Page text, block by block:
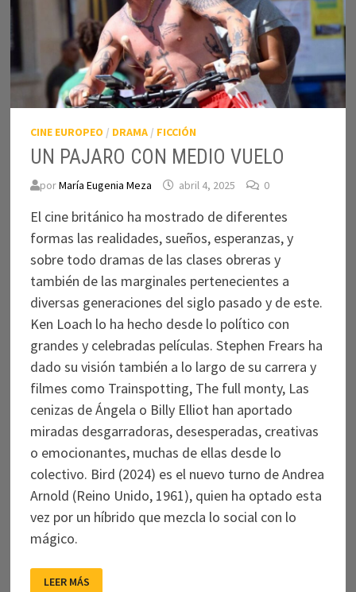
CINE EUROPEO / DRAMA/ FICCIÓN
UN PAJARO CON MEDIO VUELO
porMaría Eugenia Meza abril 4, 2025 0
El cine británico ha mostrado de diferentes
formas las realidades, sueños, esperanzas, y
sobre todo dramas de las clases obreras y
también de las marginales pertenecientes a
diversas generaciones del siglo pasado y de este.
Ken Loach lo ha hecho desde lo político con
grandes y celebradas películas. Stephen Frears ha
dado su visión también a lo largo de su carrera y
filmes como Trainspotting, The full monty, Las
cenizas de Ángela o Billy Elliot han aportado
miradas desgarradoras, desesperadas, creativas
o emocionantes, muchas de ellas desde lo
colectivo. Bird (2024) es el nuevo turno de Andrea
Arnold (Reino Unido, 1961), quien ha optado esta
vez por un híbrido que mezcla lo social con lo
mágico.
PAJARO
LEER MÁS